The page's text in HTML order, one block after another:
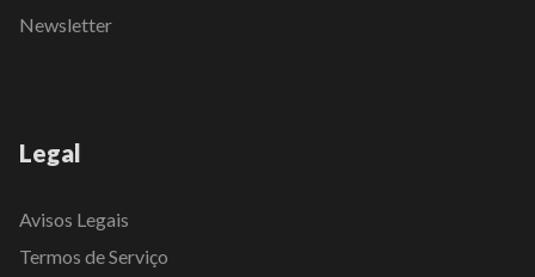
Newsletter
Legal
Avisos Legais
Termos de Serviço